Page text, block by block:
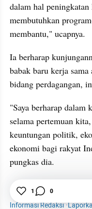
dalam hal peningkatan
membutuhkan
membantu," ucapnya.
Ia berharap
babak baru kerja
bidang perdagangan,
"Saya berharap dalam
selama pertemuan
keuntungan politik,
ekonomi bagi rakyat
pungkas dia.
News Lula
Informasi Redaksi·
1 0